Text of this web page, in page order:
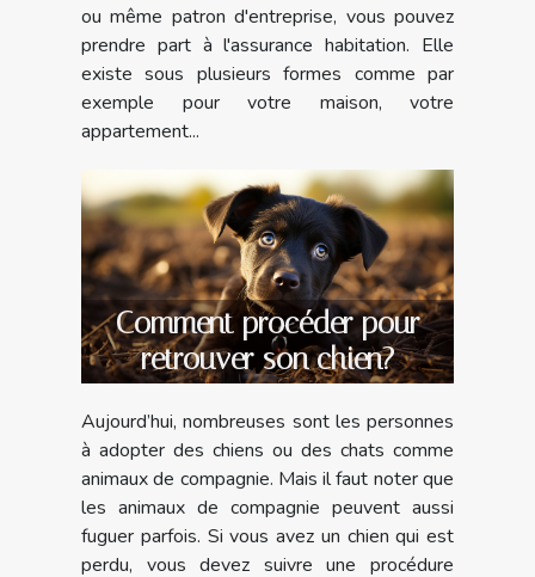
ou même patron d'entreprise, vous pouvez
prendre part à l'assurance habitation. Elle
existe sous plusieurs formes comme par
exemple pour votre maison, votre
appartement...
Comment procéder pour
retrouver son chien?
Aujourd’hui, nombreuses sont les personnes
à adopter des chiens ou des chats comme
animaux de compagnie. Mais il faut noter que
les animaux de compagnie peuvent aussi
fuguer parfois. Si vous avez un chien qui est
perdu, vous devez suivre une procédure